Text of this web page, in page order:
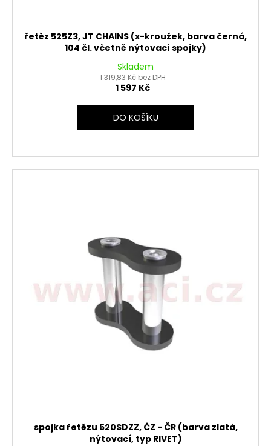
řetěz 525Z3, JT CHAINS (x-kroužek, barva černá,
104 čl. včetně nýtovací spojky)
Skladem
1 319,83 Kč bez DPH
1 597 Kč
DO KOŠÍKU
spojka řetězu 520SDZZ, ČZ - ČR (barva zlatá,
nýtovací, typ RIVET)